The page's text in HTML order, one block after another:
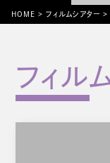
HOME > フィルムシアター >